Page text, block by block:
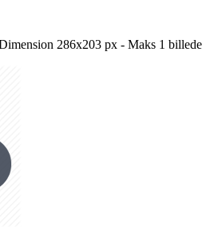
286x203 px - Maks 1 billede